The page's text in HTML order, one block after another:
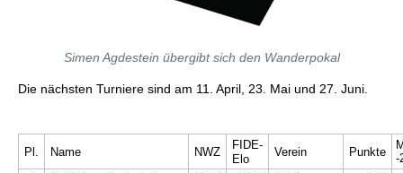
Simen Agdestein übergibt sich den Wanderpokal
Die nächsten Turniere sind am 11. April, 23. Mai und 27. Juni.
Pl. Name NWZ
FIDE-
Elo
Verein Punkte
-